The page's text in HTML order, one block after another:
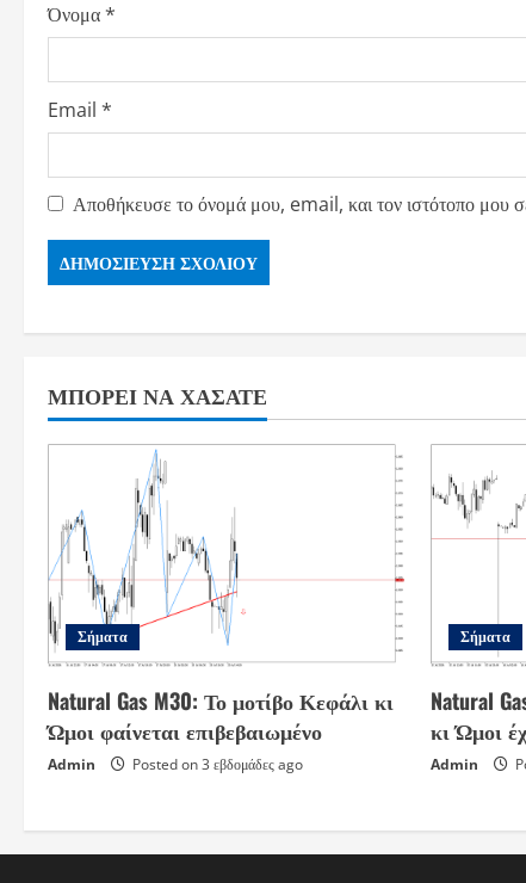
Όνομα*
Email *
Αποθήκευσε το όνομά μου, email, και τον ιστότοπο μου
ΜΠΟΡΕΊ ΝΑ ΧΆΣΑΤΕ
Σήματα
Natural Gas M30: Το μοτίβο Κεφάλι κι
Ώμοι φαίνεται επιβεβαιωμένο
Admin Posted on 3 εβδομάδες ago
Σήματα
Natural
κι Ώμοι
Admin